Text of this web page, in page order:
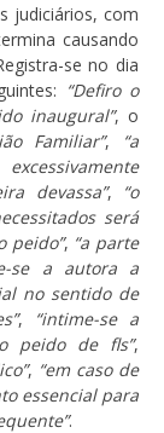
judiciários, com
causando
se no dia
“Defiro o
inaugural”, o
Familiar”,
“a
devassa”,
“o
será
peido”, “a parte
se a autora a
no sentido de
,
“intime-se a
peido de fls”,
, “em caso de
essencial para
.